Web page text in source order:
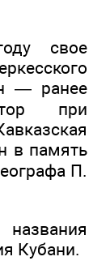
свое
— ранее
при
в память
П.
названия
Кубани.